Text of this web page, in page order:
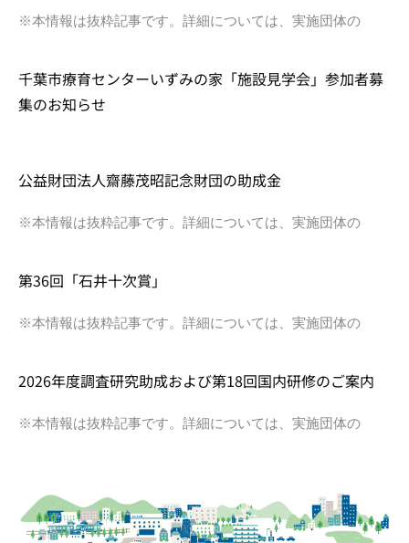
※本情報は抜粋記事です。詳細については、実施団体の
千葉市療育センターいずみの家「施設見学会」参加者募
集のお知らせ
公益財団法人齋藤茂昭記念財団の助成金
※本情報は抜粋記事です。詳細については、実施団体の
第36回「石井十次賞」
※本情報は抜粋記事です。詳細については、実施団体の
2026年度調査研究助成および第18回国内研修のご案内
※本情報は抜粋記事です。詳細については、実施団体の